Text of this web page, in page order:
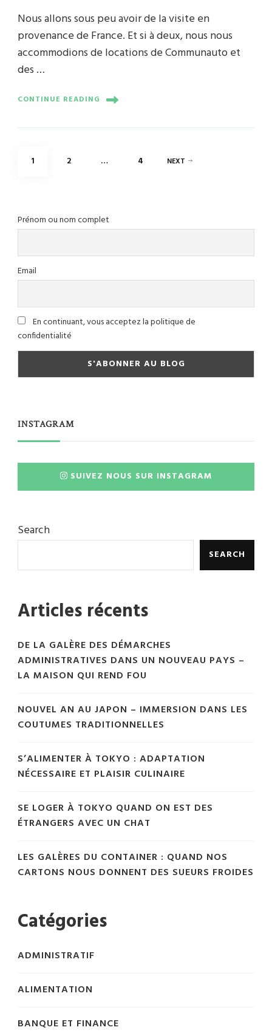
Nous allons sous peu avoir de la visite en
provenance de France. Et si à deux, nous nous
accommodions de locations de Communauto et
des …
CONTINUE READING
Posts
PAGE
1 PAGE
2 … PAGE
4 NEXT
Prénom ou nom complet
Email
En continuant, vous acceptez la politique de
confidentialité
INSTAGRAM
SUIVEZ NOUS SUR INSTAGRAM
Search
SEARCH
Articles récents
DE LA GALÈRE DES DÉMARCHES
ADMINISTRATIVES DANS UN NOUVEAU PAYS –
LA MAISON QUI REND FOU
NOUVEL AN AU JAPON – IMMERSION DANS LES
COUTUMES TRADITIONNELLES
S’ALIMENTER À TOKYO : ADAPTATION
NÉCESSAIRE ET PLAISIR CULINAIRE
SE LOGER À TOKYO QUAND ON EST DES
ÉTRANGERS AVEC UN CHAT
LES GALÈRES DU CONTAINER : QUAND NOS
CARTONS NOUS DONNENT DES SUEURS FROIDES
Catégories
ADMINISTRATIF
ALIMENTATION
BANQUE ET FINANCE